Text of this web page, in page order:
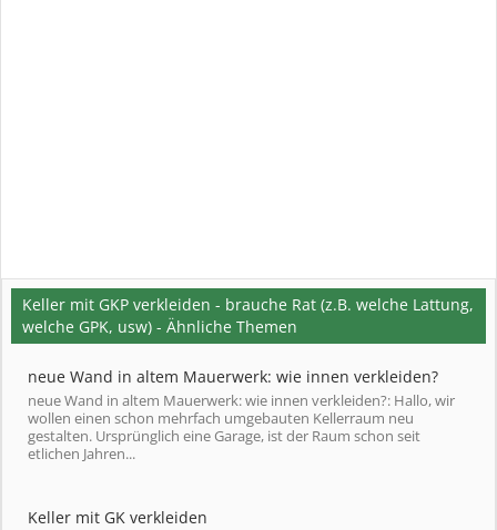
Keller mit GKP verkleiden - brauche Rat (z.B. welche Lattung,
welche GPK, usw) - Ähnliche Themen
neue Wand in altem Mauerwerk: wie innen verkleiden?
neue Wand in altem Mauerwerk: wie innen verkleiden?: Hallo, wir
wollen einen schon mehrfach umgebauten Kellerraum neu
gestalten. Ursprünglich eine Garage, ist der Raum schon seit
etlichen Jahren...
Keller mit GK verkleiden